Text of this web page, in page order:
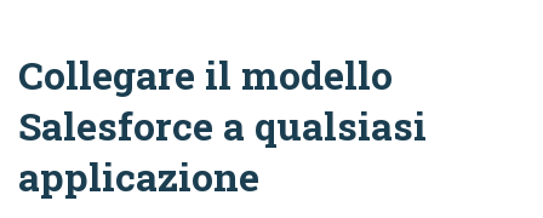
Collegare il modello
Salesforce a qualsiasi
applicazione